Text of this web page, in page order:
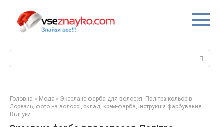
вмісту
Головна » Мода » Экселанс фарба для волосся. Палітра кольорів
Лореаль, фото на волоссі, склад, крем-фарба, інструкція фарбування.
Відгуки